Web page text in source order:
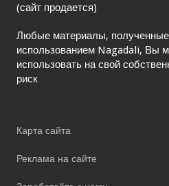
(сайт продается)
Любые материалы,
использованием Nagadali, Вы
использовать на свой
риск
Карта сайта
Реклама на сайте